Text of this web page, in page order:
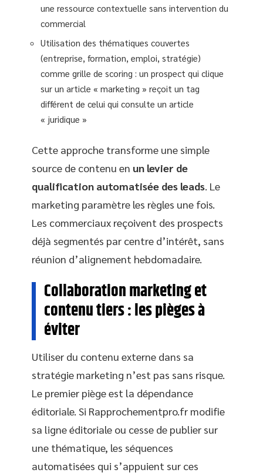
une ressource contextuelle sans intervention du
commercial
Utilisation des thématiques couvertes
(entreprise, formation, emploi, stratégie)
comme grille de scoring : un prospect qui clique
sur un article « marketing » reçoit un tag
différent de celui qui consulte un article
« juridique »
Cette approche transforme une simple
source de contenu en un levier de
qualification automatisée des leads. Le
marketing paramètre les règles une fois.
Les commerciaux reçoivent des prospects
déjà segmentés par centre d’intérêt, sans
réunion d’alignement hebdomadaire.
Collaboration marketing et
contenu tiers : les pièges à
éviter
Utiliser du contenu externe dans sa
stratégie marketing n’est pas sans risque.
Le premier piège est la dépendance
éditoriale. Si Rapprochementpro.fr modifie
sa ligne éditoriale ou cesse de publier sur
une thématique, les séquences
automatisées qui s’appuient sur ces